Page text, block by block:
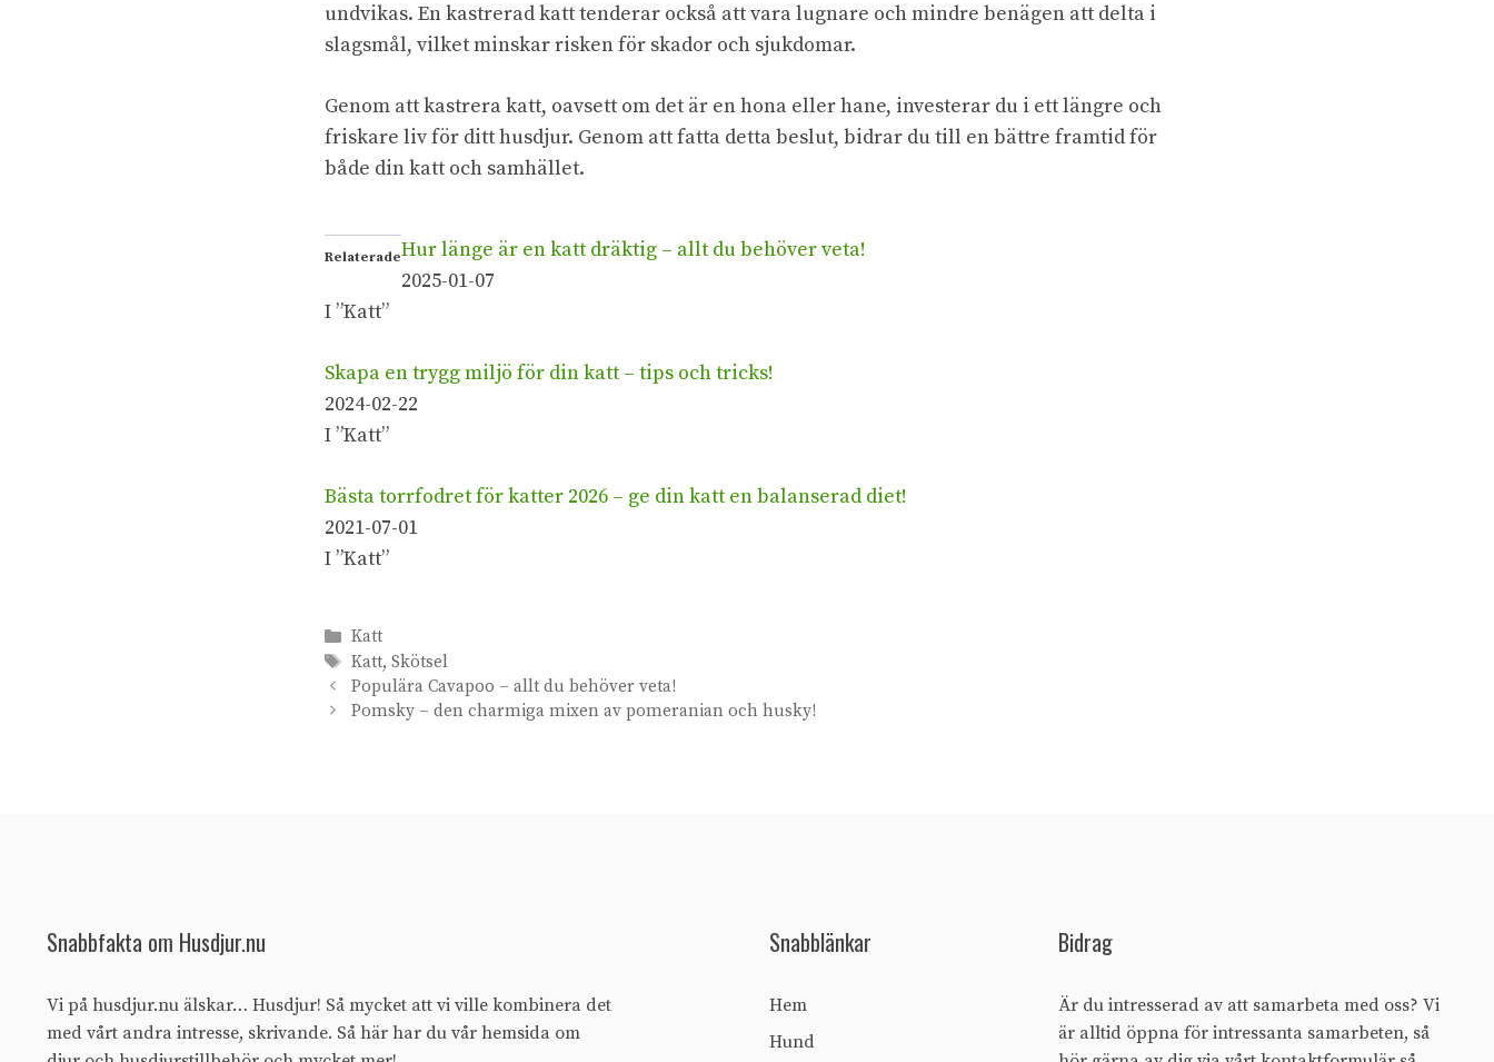
undvikas. En kastrerad katt tenderar också att vara lugnare och mindre benägen att delta i
slagsmål, vilket minskar risken för skador och sjukdomar.
Genom att kastrera katt, oavsett om det är en hona eller hane, investerar du i ett längre och
friskare liv för ditt husdjur. Genom att fatta detta beslut, bidrar du till en bättre framtid för
både din katt och samhället.
RelateradeHur länge är en katt dräktig – allt du behöver veta!
2025-01-07
I ”Katt”
Skapa en trygg miljö för din katt – tips och tricks!
2024-02-22
I ”Katt”
Bästa torrfodret för katter 2026 – ge din katt en balanserad diet!
2021-07-01
I ”Katt”
Kategorier
Katt
Etiketter
Katt,Skötsel
Populära Cavapoo – allt du behöver veta!
Pomsky – den charmiga mixen av pomeranian och husky!
Snabbfakta om Husdjur.nu
Vi på husdjur.nu älskar… Husdjur! Så mycket att vi ville kombinera det
med vårt andra intresse, skrivande. Så här har du vår hemsida om
Snabblänkar
Hem
Hund
Bidrag
Är du intresserad av att samarbeta med oss? Vi
är alltid öppna för intressanta samarbeten, så